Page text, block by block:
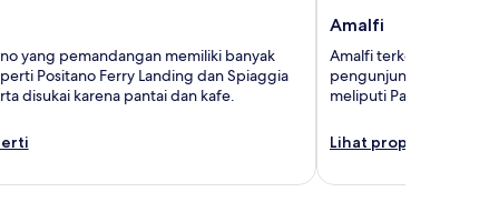
yang pemandangan memiliki banyak
Positano Ferry Landing dan Spiaggia
disukai karena pantai dan kafe.
Amalfi
Amalfi terkenal karena
pengunjungnya
meliputi Pantai Amalfi
Lihat properti